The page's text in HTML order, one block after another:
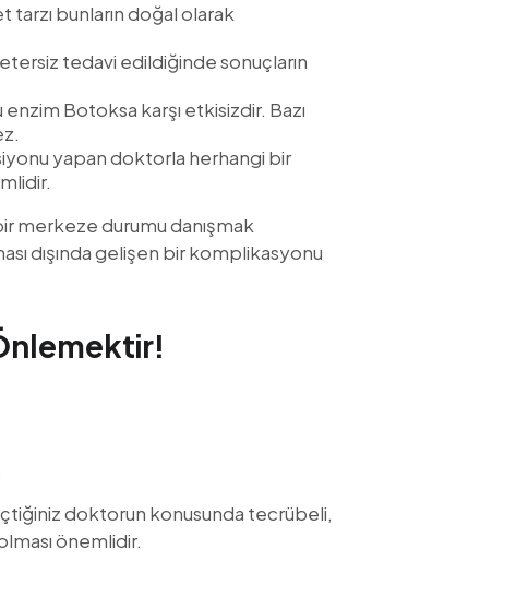
tarzı bunların doğal olarak
tedavi edildiğinde sonuçların
enzim Botoksa karşı etkisizdir. Bazı
yapan doktorla herhangi bir
merkeze durumu danışmak
dışında gelişen bir komplikasyonu
doktorun konusunda tecrübeli,
önemlidir.